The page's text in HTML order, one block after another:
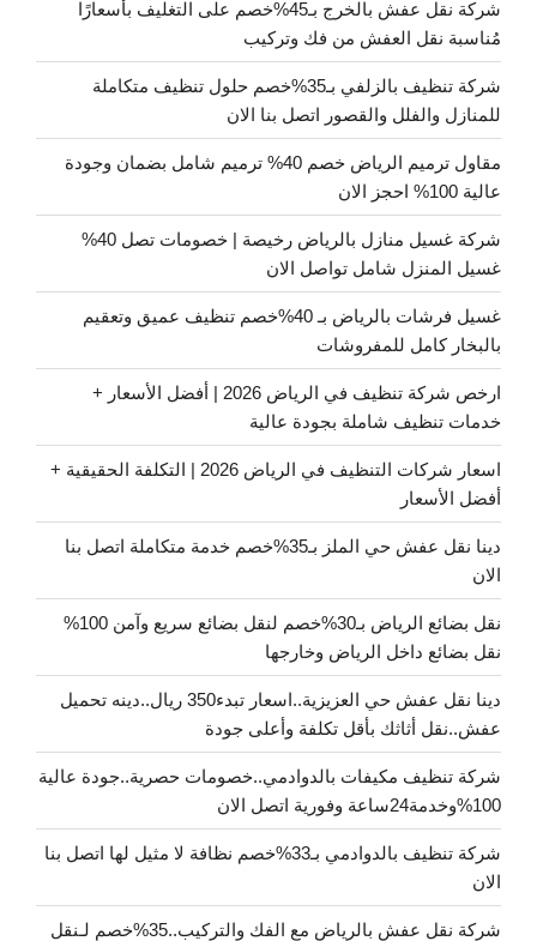
شركة نقل عفش بالخرج بـ45%خصم على التغليف بأسعارًا
مُناسبة نقل العفش من فك وتركيب
شركة تنظيف بالزلفي بـ35%خصم حلول تنظيف متكاملة
للمنازل والفلل والقصور اتصل بنا الان
مقاول ترميم الرياض خصم 40% ترميم شامل بضمان وجودة
عالية 100% احجز الان
شركة غسيل منازل بالرياض رخيصة | خصومات تصل 40%
غسيل المنزل شامل تواصل الان
غسيل فرشات بالرياض بـ 40%خصم تنظيف عميق وتعقيم
بالبخار كامل للمفروشات
ارخص شركة تنظيف في الرياض 2026 | أفضل الأسعار +
خدمات تنظيف شاملة بجودة عالية
اسعار شركات التنظيف في الرياض 2026 | التكلفة الحقيقية +
أفضل الأسعار
دينا نقل عفش حي الملز بـ35%خصم خدمة متكاملة اتصل بنا
الان
نقل بضائع الرياض بـ30%خصم لنقل بضائع سريع وآمن 100%
نقل بضائع داخل الرياض وخارجها
دينا نقل عفش حي العزيزية..اسعار تبدء350 ريال..دينه تحميل
عفش..نقل أثاثك بأقل تكلفة وأعلى جودة
شركة تنظيف مكيفات بالدوادمي..خصومات حصرية..جودة عالية
100%وخدمة24ساعة وفورية اتصل الان
شركة تنظيف بالدوادمي بـ33%خصم نظافة لا مثيل لها اتصل بنا
الان
شركة نقل عفش بالرياض مع الفك والتركيب..35%خصم لـنقل